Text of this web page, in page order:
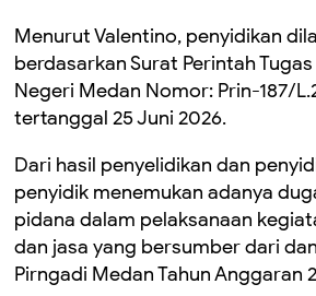
Menurut Valentino, penyidikan
berdasarkan Surat Perintah
Negeri Medan Nomor: Prin-187/
tertanggal 25 Juni 2026.
Dari hasil penyelidikan dan
penyidik menemukan adanya
pidana dalam pelaksanaan
dan jasa yang bersumber dari
Pirngadi Medan Tahun Anggaran